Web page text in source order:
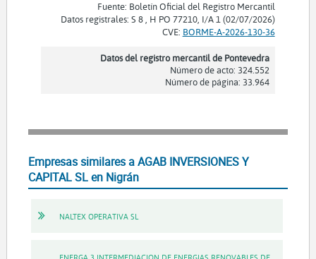
Fuente: Boletín Oficial del Registro Mercantil
Datos registrales: S 8 , H PO 77210, I/A 1 (02/07/2026)
CVE: BORME-A-2026-130-36
Datos del registro mercantil de Pontevedra
Número de acto: 324.552
Número de página: 33.964
Empresas similares a AGAB INVERSIONES Y
CAPITAL SL en Nigrán
NALTEX OPERATIVA SL